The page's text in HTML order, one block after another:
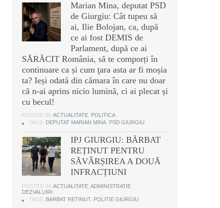
Marian Mina, deputat PSD
de Giurgiu: Cât tupeu să
ai, Ilie Bolojan, ca, după
ce ai fost DEMIS de
Parlament, după ce ai
SĂRĂCIT România, să te comporți în
continuare ca și cum ţara asta ar fi moșia
ta? Ieși odată din cămara în care nu doar
că n-ai aprins nicio lumină, ci ai plecat și
cu becul!
POSTED IN: ACTUALITATE POLITICA
TAGS: DEPUTAT MARIAN MINA PSD GIURGIU
IPJ GIURGIU: BĂRBAT
REȚINUT PENTRU
SĂVÂRȘIREA A DOUĂ
INFRACȚIUNI
POSTED IN: ACTUALITATE ADMINISTRATIE
DEZVALUIRI
TAGS: BARBAT RETINUT, POLITIE GIURGIU